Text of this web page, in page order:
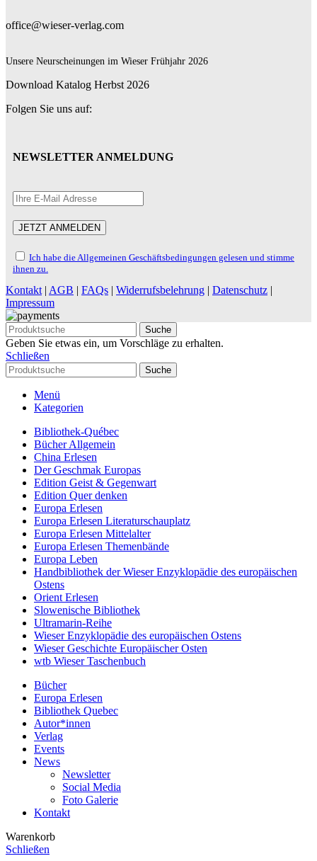
office@wieser-verlag.com
Unsere Neurscheinungen im Wieser Frühjahr 2026
Download Katalog Herbst 2026
Folgen Sie uns auf:
NEWSLETTER ANMELDUNG
Ich habe die Allgemeinen Geschäftsbedingungen gelesen und stimme
ihnen zu.
Kontakt| AGB FAQs Widerrufsbelehrung Datenschutz
Impressum
Suche
Geben Sie etwas ein, um Vorschläge zu erhalten.
Schließen
Suche
Menü
Kategorien
Bibliothek-Québec
Bücher Allgemein
China Erlesen
Der Geschmak Europas
Edition Geist & Gegenwart
Edition Quer denken
Europa Erlesen
Europa Erlesen Literaturschauplatz
Europa Erlesen Mittelalter
Europa Erlesen Themenbände
Europa Leben
Handbibliothek der Wieser Enzyklopädie des europäischen
Ostens
Orient Erlesen
Slowenische Bibliothek
Ultramarin-Reihe
Wieser Enzyklopädie des europäischen Ostens
Wieser Geschichte Europäischer Osten
wtb Wieser Taschenbuch
Bücher
Europa Erlesen
Bibliothek Quebec
Autor*innen
Verlag
Events
News
Newsletter
Social Media
Foto Galerie
Kontakt
Warenkorb
Schließen